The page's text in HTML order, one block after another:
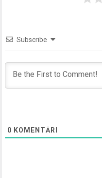
Subscribe
0 KOMENTĀRI